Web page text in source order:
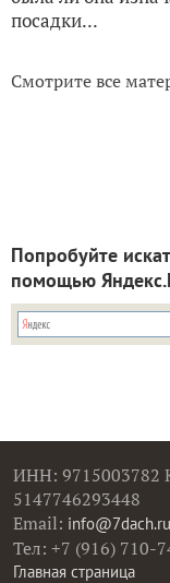
посадки...
Смотрите все
Попробуйте
помощью
ИНН: 9715003782
5147746293448
Email: info@7dach.ru
Тел: +7 (916) 710-
Главная страница